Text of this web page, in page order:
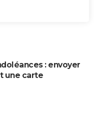
: envoyer
une carte